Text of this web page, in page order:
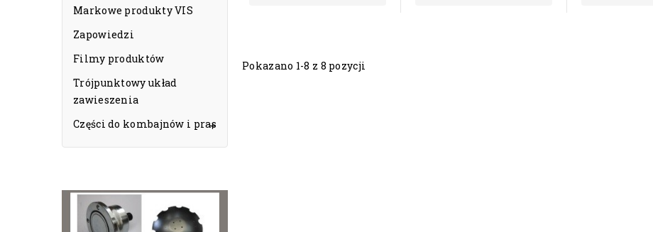
Markowe produkty VIS
Zapowiedzi
Filmy produktów
Trójpunktowy układ
zawieszenia
Części do kombajnów i pras

Pokazano 1-8 z 8 pozycji